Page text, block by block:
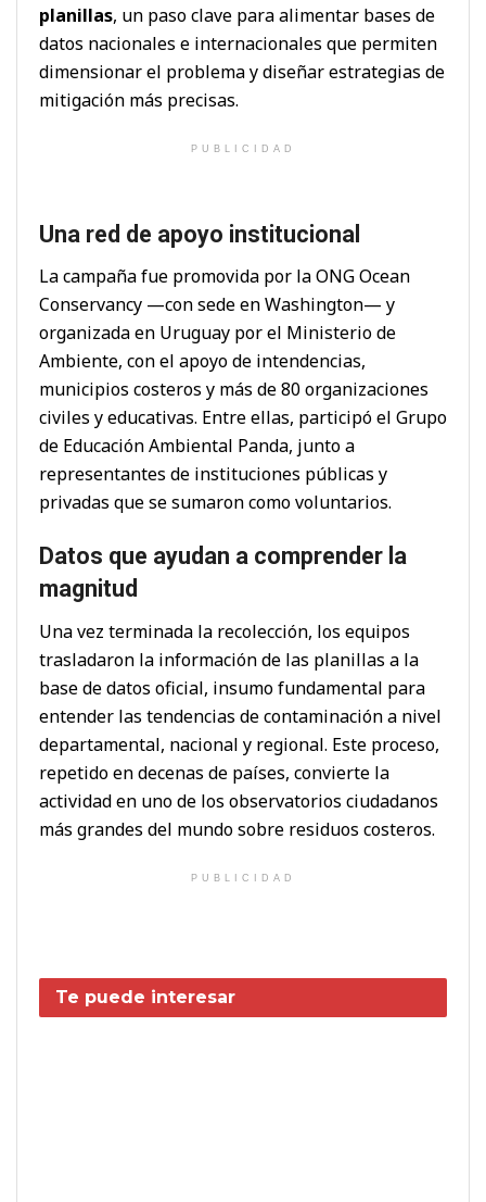
planillas, un paso clave para alimentar bases de
datos nacionales e internacionales que permiten
dimensionar el problema y diseñar estrategias de
mitigación más precisas.
PUBLICIDAD
Una red de apoyo institucional
La campaña fue promovida por la ONG Ocean
Conservancy —con sede en Washington— y
organizada en Uruguay por el Ministerio de
Ambiente, con el apoyo de intendencias,
municipios costeros y más de 80 organizaciones
civiles y educativas. Entre ellas, participó el Grupo
de Educación Ambiental Panda, junto a
representantes de instituciones públicas y
privadas que se sumaron como voluntarios.
Datos que ayudan a comprender la
magnitud
Una vez terminada la recolección, los equipos
trasladaron la información de las planillas a la
base de datos oficial, insumo fundamental para
entender las tendencias de contaminación a nivel
departamental, nacional y regional. Este proceso,
repetido en decenas de países, convierte la
actividad en uno de los observatorios ciudadanos
más grandes del mundo sobre residuos costeros.
PUBLICIDAD
Te puede interesar